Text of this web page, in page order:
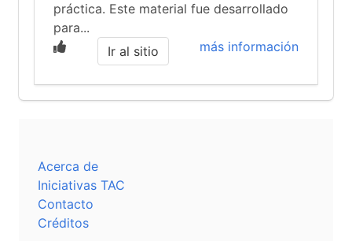
práctica. Este material fue desarrollado
para...
más información
Ir al sitio
Acerca de
Iniciativas TAC
Contacto
Créditos